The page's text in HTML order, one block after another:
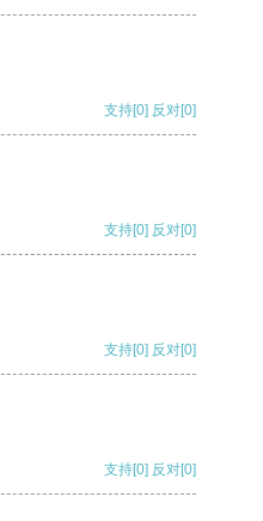
支持[0] 反对[0]
支持[0] 反对[0]
支持[0] 反对[0]
支持[0] 反对[0]